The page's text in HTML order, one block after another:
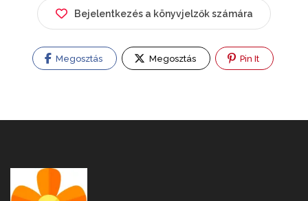
Bejelentkezés a könyvjelzők számára
Megosztás Megosztás Pin It